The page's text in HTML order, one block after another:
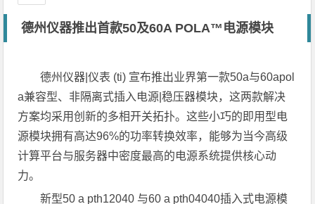
德州仪器推出首款50及60A POLA™电源模块
德州仪器|仪表 (ti) 宣布推出业界第一款50a与60apol
a兼容型、非隔离式插入电源|稳压器模块，这两款解决
方案均采用创新的多相开关拓扑。这些小巧的即用型电
源模块拥有高达96%的功率转换效率，能够为当今高级
计算平台与服务器中密度最高的电源系统提供核心动
力。
新型50 a pth12040 与60 a pth04040插入式电源模